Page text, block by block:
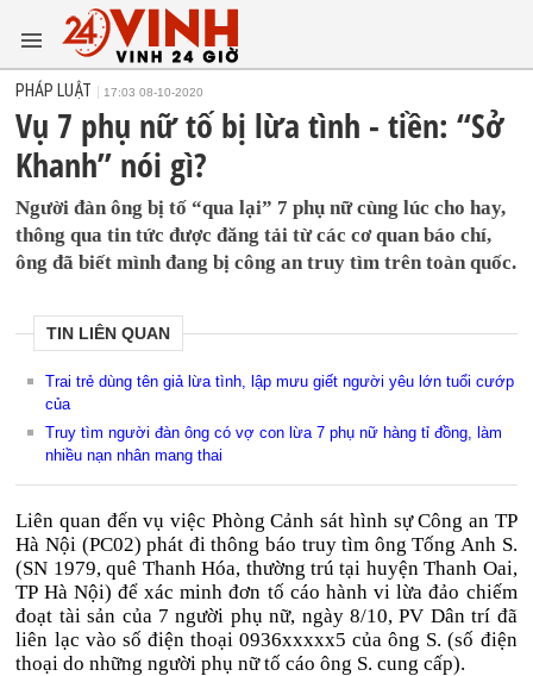
PHÁP LUẬT 17:03 08-10-2020
Vụ 7 phụ nữ tố bị lừa tình - tiền: “Sở
Khanh” nói gì?
Người đàn ông bị tố “qua lại” 7 phụ nữ cùng lúc cho hay,
thông qua tin tức được đăng tải từ các cơ quan báo chí,
ông đã biết mình đang bị công an truy tìm trên toàn quốc.
TIN LIÊN QUAN
Trai trẻ dùng tên giả lừa tình, lập mưu giết người yêu lớn tuổi cướp
của
Truy tìm người đàn ông có vợ con lừa 7 phụ nữ hàng tỉ đồng, làm
nhiều nạn nhân mang thai
Liên quan đến vụ việc Phòng Cảnh sát hình sự Công an TP
Hà Nội (PC02) phát đi thông báo truy tìm ông Tống Anh S.
(SN 1979, quê Thanh Hóa, thường trú tại huyện Thanh Oai,
TP Hà Nội) để xác minh đơn tố cáo hành vi lừa đảo chiếm
đoạt tài sản của 7 người phụ nữ, ngày 8/10, PV Dân trí đã
liên lạc vào số điện thoại 0936xxxxx5 của ông S. (số điện
thoại do những người phụ nữ tố cáo ông S. cung cấp).